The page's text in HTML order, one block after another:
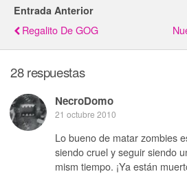
Entrada Anterior
Regalito De GOG
28 respuestas
NecroDomo
21 octubre 2010
Lo bueno de matar zombies
siendo cruel y seguir siendo
mism tiempo. ¡Ya están